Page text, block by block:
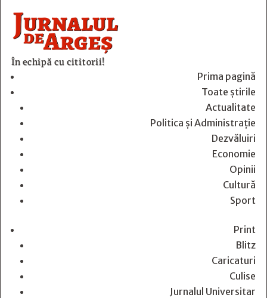
În echipă cu cititorii!
Prima pagină
Toate știrile
Actualitate
Politica și Administrație
Dezvăluiri
Economie
Opinii
Cultură
Sport
Print
Blitz
Caricaturi
Culise
Jurnalul Universitar